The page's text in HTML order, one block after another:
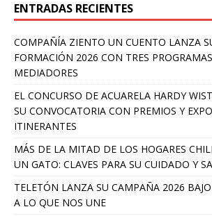
ENTRADAS RECIENTES
COMPAÑÍA ZIENTO UN CUENTO LANZA
FORMACIÓN 2026 CON TRES
MEDIADORES
EL CONCURSO DE ACUARELA HARDY
SU CONVOCATORIA CON PREMIOS Y
ITINERANTES
MÁS DE LA MITAD DE LOS HOGARES
UN GATO: CLAVES PARA SU CUIDADO Y
TELETÓN LANZA SU CAMPAÑA 2026
A LO QUE NOS UNE